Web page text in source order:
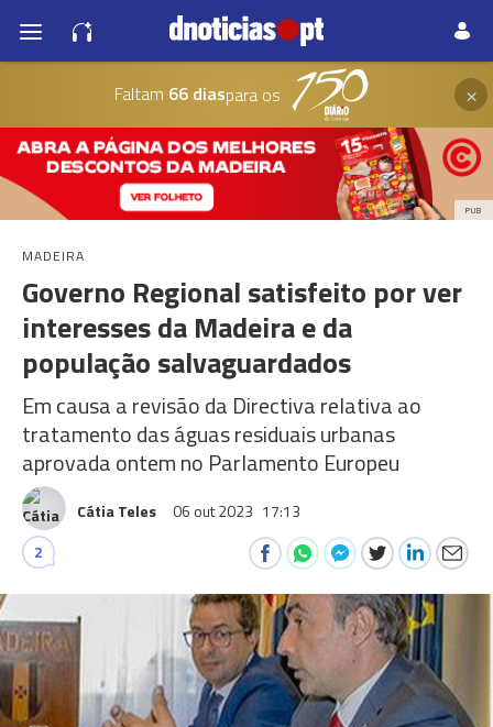
Faltam 66 diaspara os ×
PUB
MADEIRA
Governo Regional satisfeito por ver
interesses da Madeira e da
população salvaguardados
Em causa a revisão da Directiva relativa ao
tratamento das águas residuais urbanas
aprovada ontem no Parlamento Europeu
Cátia Teles 06 out 2023 17:13
2